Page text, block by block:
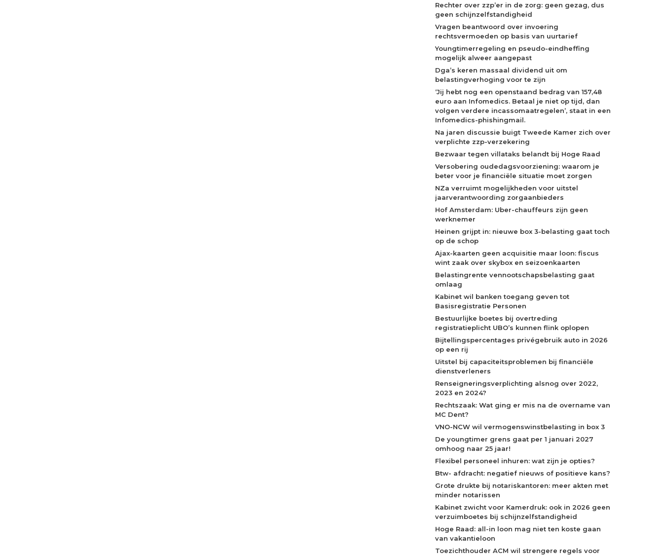
Rechter over zzp’er in de zorg: geen gezag, dus
geen schijnzelfstandigheid
Vragen beantwoord over invoering
rechtsvermoeden op basis van uurtarief
Youngtimerregeling en pseudo-eindheffing
mogelijk alweer aangepast
Dga’s keren massaal dividend uit om
belastingverhoging voor te zijn
‘Jij hebt nog een openstaand bedrag van 157,48
euro aan Infomedics. Betaal je niet op tijd, dan
volgen verdere incassomaatregelen’, staat in een
Infomedics-phishingmail.
Na jaren discussie buigt Tweede Kamer zich over
verplichte zzp-verzekering
Bezwaar tegen villataks belandt bij Hoge Raad
Versobering oudedagsvoorziening: waarom je
beter voor je financiële situatie moet zorgen
NZa verruimt mogelijkheden voor uitstel
jaarverantwoording zorgaanbieders
Hof Amsterdam: Uber-chauffeurs zijn geen
werknemer
Heinen grijpt in: nieuwe box 3-belasting gaat toch
op de schop
Ajax-kaarten geen acquisitie maar loon: fiscus
wint zaak over skybox en seizoenkaarten
Belastingrente vennootschapsbelasting gaat
omlaag
Kabinet wil banken toegang geven tot
Basisregistratie Personen
Bestuurlijke boetes bij overtreding
registratieplicht UBO’s kunnen flink oplopen
Bijtellingspercentages privégebruik auto in 2026
op een rij
Uitstel bij capaciteitsproblemen bij financiële
dienstverleners
Renseigneringsverplichting alsnog over 2022,
2023 en 2024?
Rechtszaak: Wat ging er mis na de overname van
MC Dent?
VNO-NCW wil vermogenswinstbelasting in box 3
De youngtimer grens gaat per 1 januari 2027
omhoog naar 25 jaar!
Flexibel personeel inhuren: wat zijn je opties?
Btw- afdracht: negatief nieuws of positieve kans?
Grote drukte bij notariskantoren: meer akten met
minder notarissen
Kabinet zwicht voor Kamerdruk: ook in 2026 geen
verzuimboetes bij schijnzelfstandigheid
Hoge Raad: all-in loon mag niet ten koste gaan
van vakantieloon
Toezichthouder ACM wil strengere regels voor